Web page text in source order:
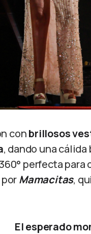
conbrillosos
, dando una
perfecta
Mamacitas,
El esperado